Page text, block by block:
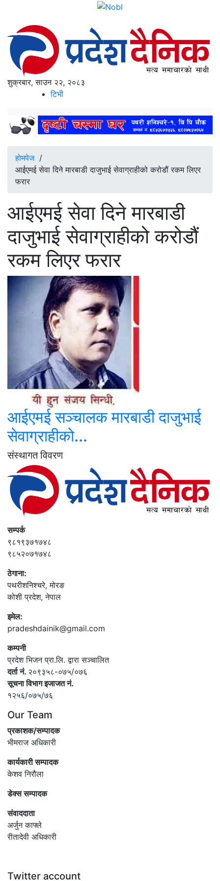
शुक्रबार, साउन २२, २०८३
टिभी
होमपेज/
आईएमई सेवा दिने मारबाडी दाजुभाई सेवाग्राहीको करोडौं रकम लिएर
फरार
आईएमई सेवा दिने मारबाडी
दाजुभाई सेवाग्राहीको करोडौं
रकम लिएर फरार
आईएमई सञ्चालक मारबाडी दाजुभाई
सेवाग्राहीको...
संस्थागत विवरण
सम्पर्क
९८१९३७१७४८
९८५२०७१७४८
ठेगाना:
पथरीशनिश्‍चरे, मोरङ
कोशी प्रदेश, नेपाल
इमेल:
pradeshdainik@gmail.com
कम्पनी
प्रदेश भिजन प्रा.लि. द्वारा सञ्‍चालित
दर्ता नं. २०९३५८-०७५/०७६
सूचना विभाग इजाजत नं.
१२५६/०७५/७६
Our Team
प्रकाशक/सम्पादक
भीमराज अधिकारी
कार्यकारी सम्पादक
केशव निरौला
डेक्स सम्पादक
संवाददाता
अर्जुन काफ्ले
रीतादेवी अधिकारी
Twitter account